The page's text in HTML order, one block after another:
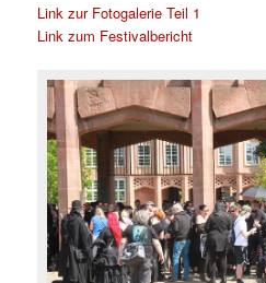
Link zur Fotogalerie Teil 1
Link zum Festivalbericht